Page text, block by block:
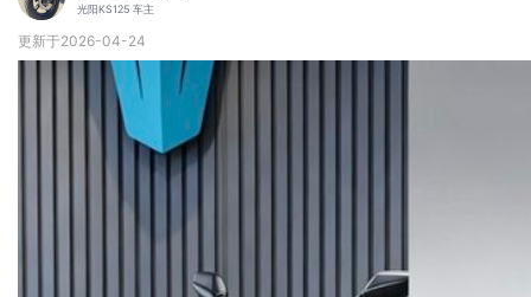
光阳KS125 车主
更新于2026-04-24